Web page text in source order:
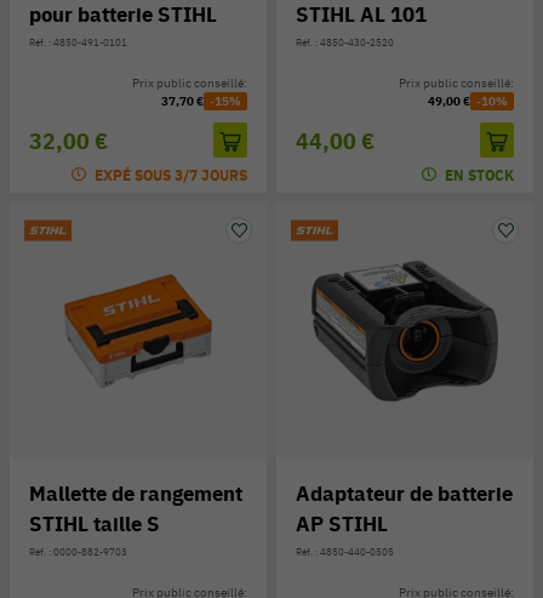
pour batterie STIHL
Réf. : 4850-491-0101
32,00 €
Prix public conseillé:
37,70 € -15%
EXPÉ SOUS 3/7 JOURS
STIHL AL 101
Réf. : 4850-430-2520
44,00 €
Prix public conseillé:
49,00 € -10%
EN STOCK
Mallette de rangement
STIHL taille S
Réf. : 0000-882-9703
Prix public conseillé:
Adaptateur de batterie
AP STIHL
Réf. : 4850-440-0505
Prix public conseillé: